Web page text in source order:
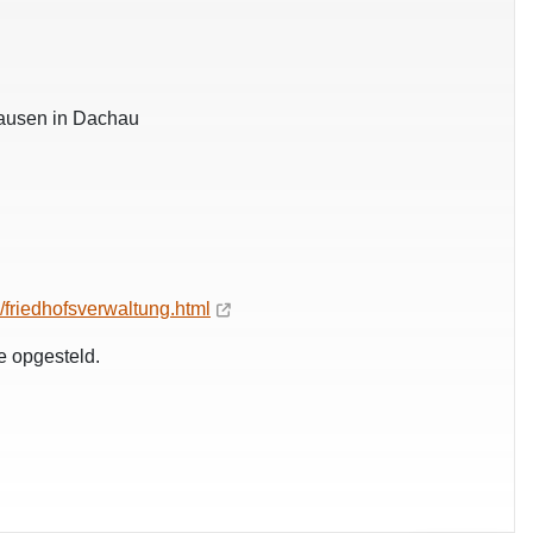
in Dachau
opgesteld.